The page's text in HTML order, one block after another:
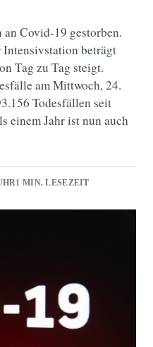
Covid-19 gestorben.
beträgt
Tag zu Tag steigt.
am Mittwoch, 24.
Todesfällen seit
einem Jahr ist nun auch
1 MIN. LESEZEIT